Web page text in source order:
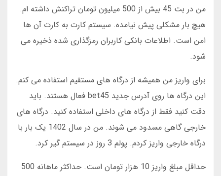
من در بت 45 بیش از 500 میلیون تومان تراکنش داشته ام.
هیچ بار مشکلی پیش نیامده. سیستم کارت به کارت آن ها
امن است. اطلاعات بانکی کاربران رمزگذاری شده ذخیره می
شود.
برای واریز من همیشه از درگاه های مستقیم استفاده می کنم.
این درگاه ها روی آدرس جدید bet45 فعال هستند. باید
دقت کنید فقط از درگاه های داخلی استفاده کنید. درگاه های
خارجی گاهی مسدود می شوند. من در سال 1402 یک بار با
درگاه خارجی واریز کردم. پولم 3 روز در سیستم گیر کرد.
حداقل مبلغ واریز 10 هزار تومان است. حداکثر ماهانه 500